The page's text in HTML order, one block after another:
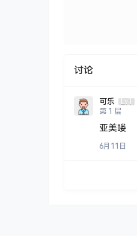
讨论
可乐
Lv1
第 1 层
亚美喽
6月11日